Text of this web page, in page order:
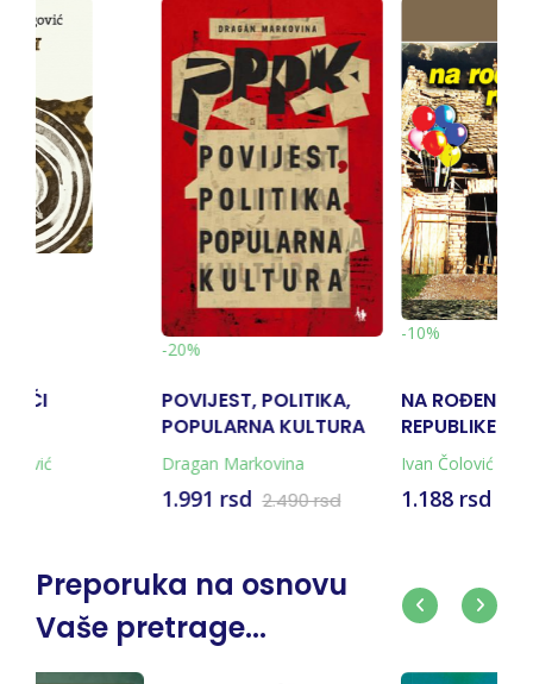
POLITIKA,
-10%
NA ROĐENDANU
REPUBLIKE SRPSKE
Ivan Čolović
1.188 rsd 1.320 rsd
Rasprodato
JASENOVAC -
TRAGIKA,
ISTINA
Slavko Goldstein
Preporuka na osnovu
Vaše pretrage...